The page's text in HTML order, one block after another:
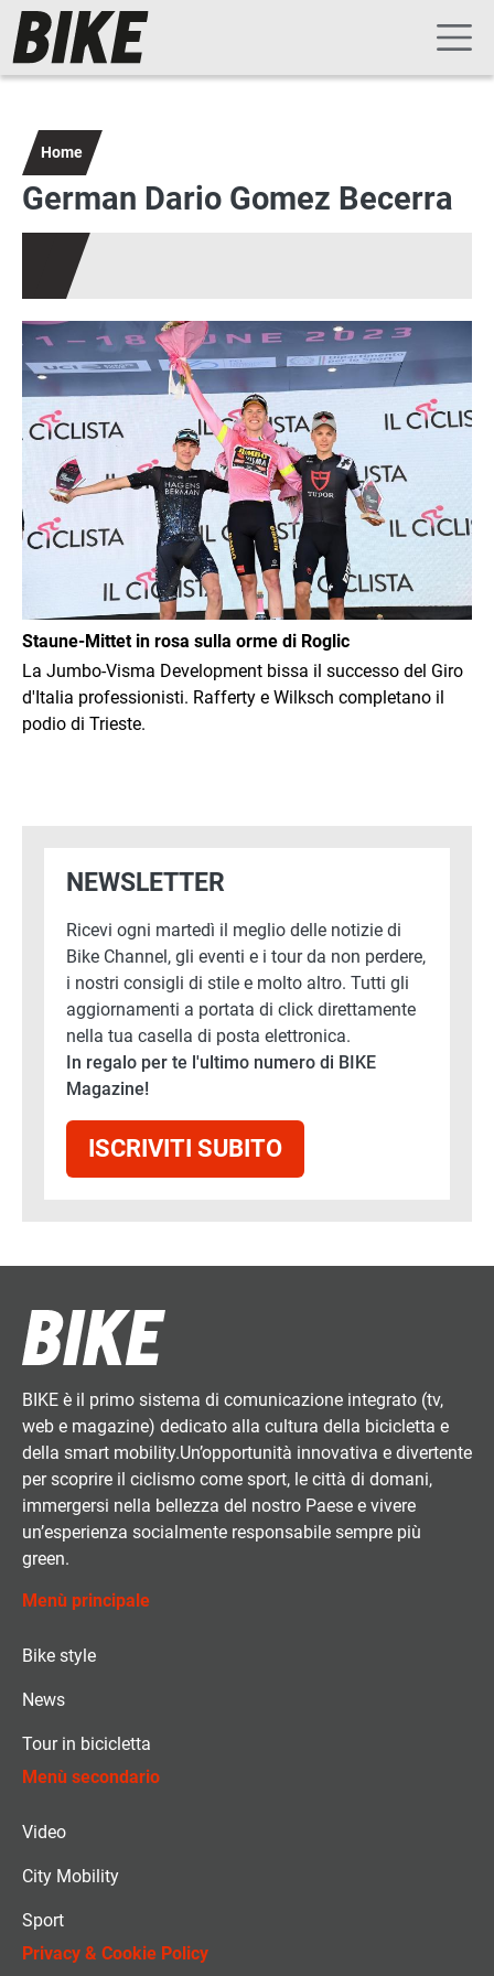
Salta al contenuto principale
Navigazione principale
Home
German Dario Gomez Becerra
Immagine
Staune-Mittet in rosa sulla orme di Roglic
La Jumbo-Visma Development bissa il successo del Giro
d'Italia professionisti. Rafferty e Wilksch completano il
podio di Trieste.
NEWSLETTER
Ricevi ogni martedì il meglio delle notizie di
Bike Channel, gli eventi e i tour da non perdere,
i nostri consigli di stile e molto altro. Tutti gli
aggiornamenti a portata di click direttamente
nella tua casella di posta elettronica.
In regalo per te l'ultimo numero di BIKE
Magazine!
ISCRIVITI SUBITO
BIKE è il primo sistema di comunicazione integrato (tv,
web e magazine) dedicato alla cultura della bicicletta e
della smart mobility.Un’opportunità innovativa e divertente
per scoprire il ciclismo come sport, le città di domani,
immergersi nella bellezza del nostro Paese e vivere
un’esperienza socialmente responsabile sempre più
green.
Menù principale
Bike style
News
Tour in bicicletta
Menù secondario
Video
City Mobility
Sport
Privacy & Cookie Policy